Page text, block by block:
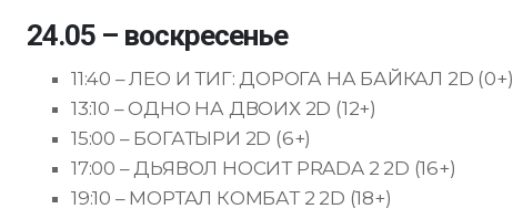
24.05 – воскресенье
11:40 – ЛЕО И ТИГ: ДОРОГА НА БАЙКАЛ 2D (0+)
13:10 – ОДНО НА ДВОИХ 2D (12+)
15:00 – БОГАТЫРИ 2D (6+)
17:00 – ДЬЯВОЛ НОСИТ PRADA 2 2D (16+)
19:10 – МОРТАЛ КОМБАТ 2 2D (18+)